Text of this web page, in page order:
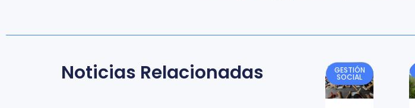
Noticias Relacionadas GESTIÓN
SOCIAL